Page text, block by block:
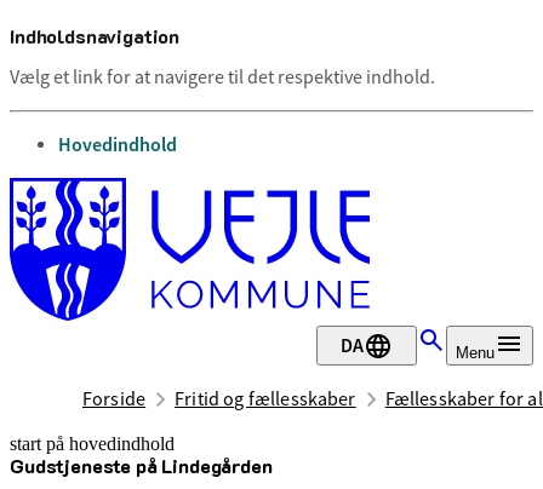
Indholdsnavigation
Vælg et link for at navigere til det respektive indhold.
gå til
Hovedindhold
DA Menu
Forside Fritid og fællesskaber Fællesskaber for
start på hovedindhold
Gudstjeneste på Lindegården
senest opdateret 12. maj 2026